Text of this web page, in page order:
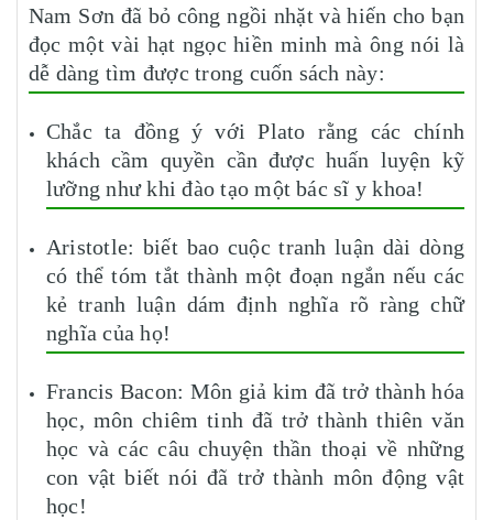
Nam Sơn đã bỏ công ngồi nhặt và hiến cho bạn
đọc một vài hạt ngọc hiền minh mà ông nói là
dễ dàng tìm được trong cuốn sách này:
Chắc ta đồng ý với Plato rằng các chính
khách cầm quyền cần được huấn luyện kỹ
lưỡng như khi đào tạo một bác sĩ y khoa!
Aristotle: biết bao cuộc tranh luận dài dòng
có thể tóm tắt thành một đoạn ngắn nếu các
kẻ tranh luận dám định nghĩa rõ ràng chữ
nghĩa của họ!
Francis Bacon: Môn giả kim đã trở thành hóa
học, môn chiêm tinh đã trở thành thiên văn
học và các câu chuyện thần thoại về những
con vật biết nói đã trở thành môn động vật
học!